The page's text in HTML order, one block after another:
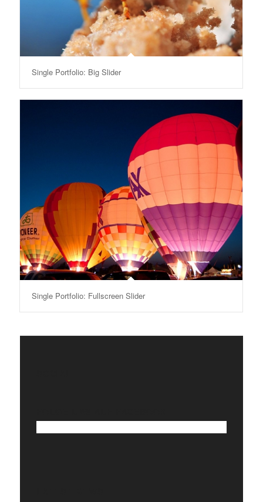
Single Portfolio: Big Slider
Single Portfolio: Fullscreen Slider